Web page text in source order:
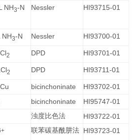
NH3-N Nessler HI93715-01
NH3-N Nessler HI93700-01
2 DPD HI93701-01
2 DPD HI93711-01
bicinchoninate HI93702-01
bicinchoninate HI95747-01
浊度比色法 HI93722-01
联苯碳基酰肼法 HI93723-01